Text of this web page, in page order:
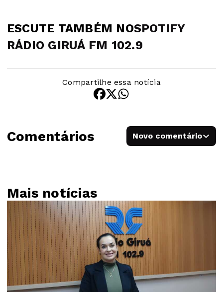
ESCUTE TAMBÉM NOSPOTIFY
RÁDIO GIRUÁ FM 102.9
Compartilhe essa notícia
Comentários Novo comentário
Mais notícias